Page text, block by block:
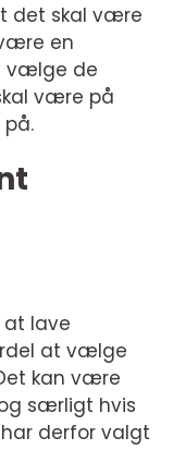
det skal være
en
vælge de
være på
at lave
at vælge
kan være
særligt hvis
derfor valgt